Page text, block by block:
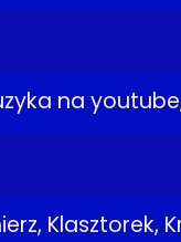
na
Klasztorek,